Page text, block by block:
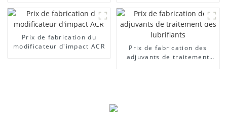
Prix ​​de fabrication du
modificateur d'impact ACR
Prix ​​de fabrication des
adjuvants de traitement